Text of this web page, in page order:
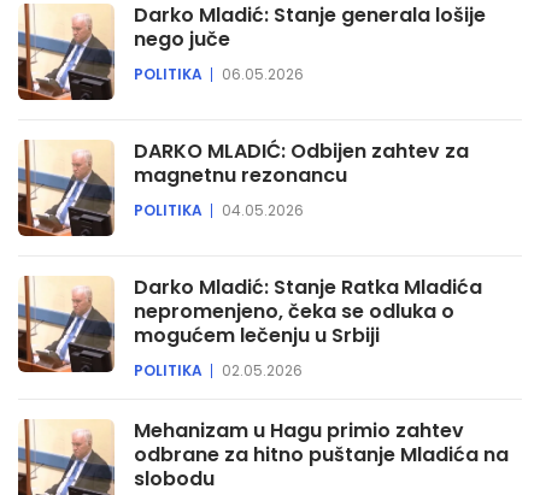
Darko Mladić: Stanje generala lošije
nego juče
POLITIKA 06.05.2026
DARKO MLADIĆ: Odbijen zahtev za
magnetnu rezonancu
POLITIKA 04.05.2026
Darko Mladić: Stanje Ratka Mladića
nepromenjeno, čeka se odluka o
mogućem lečenju u Srbiji
POLITIKA 02.05.2026
Mehanizam u Hagu primio zahtev
odbrane za hitno puštanje Mladića na
slobodu